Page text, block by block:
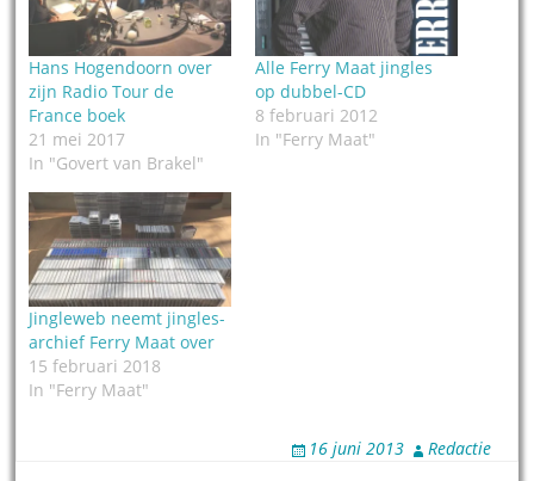
Hans Hogendoorn over
zijn Radio Tour de
France boek
21 mei 2017
In "Govert van Brakel"
Alle Ferry Maat jingles
op dubbel-CD
8 februari 2012
In "Ferry Maat"
Jingleweb neemt jingles-
archief Ferry Maat over
15 februari 2018
In "Ferry Maat"
16 juni 2013 Redactie